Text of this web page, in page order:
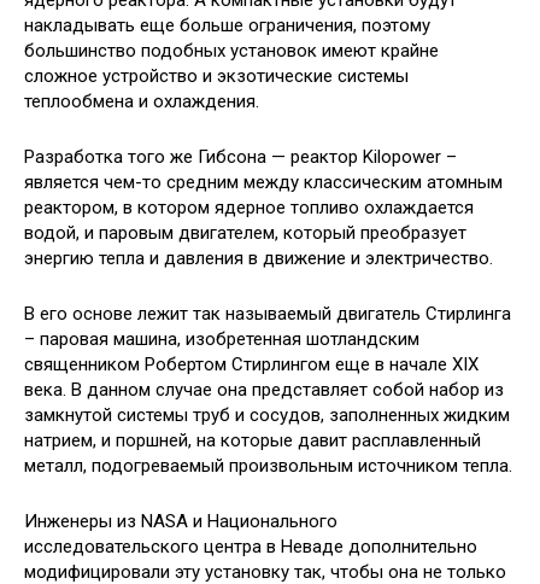
накладывать еще больше ограничения, поэтому
большинство подобных установок имеют крайне
сложное устройство и экзотические системы
теплообмена и охлаждения.
Разработка того же Гибсона — реактор Kilopower –
является чем-то средним между классическим атомным
реактором, в котором ядерное топливо охлаждается
водой, и паровым двигателем, который преобразует
энергию тепла и давления в движение и электричество.
В его основе лежит так называемый двигатель Стирлинга
– паровая машина, изобретенная шотландским
священником Робертом Стирлингом еще в начале XIX
века. В данном случае она представляет собой набор из
замкнутой системы труб и сосудов, заполненных жидким
натрием, и поршней, на которые давит расплавленный
металл, подогреваемый произвольным источником тепла.
Инженеры из NASA и Национального
исследовательского центра в Неваде дополнительно
модифицировали эту установку так, чтобы она не только